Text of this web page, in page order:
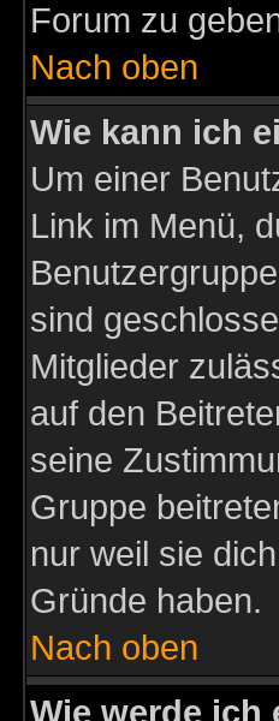
Forum zu
Nach oben
Wie kann ich
Um einer
Link im Menü,
sind
Mitglieder
auf den
seine
Gruppe
nur weil sie
Gründe haben.
Nach oben
Wie werde ich